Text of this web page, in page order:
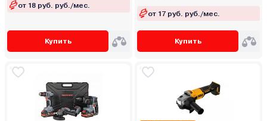
от 18 руб. руб./мес.
Купить
от 17 руб. руб./мес.
Купить